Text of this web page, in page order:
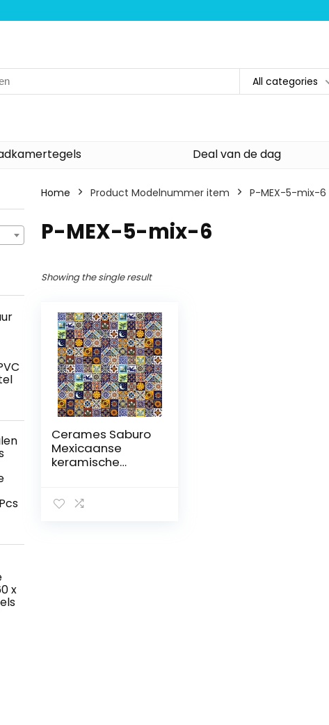
All categories
Deal van de dag
x
Home Product Modelnummer item ‎P-MEX-5-mix-6
‎P-MEX-5-mix-6
Showing the single result
Cerames Saburo
Mexicaanse
keramische
Mexicaanse